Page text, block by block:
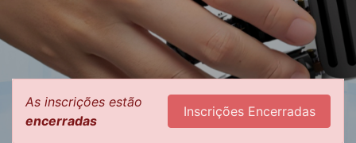
As inscrições estão
encerradas
Inscrições Encerradas